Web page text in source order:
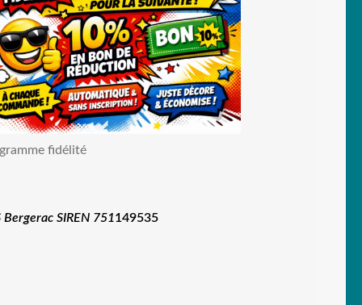
fidélité
Bergerac SIREN 751149535